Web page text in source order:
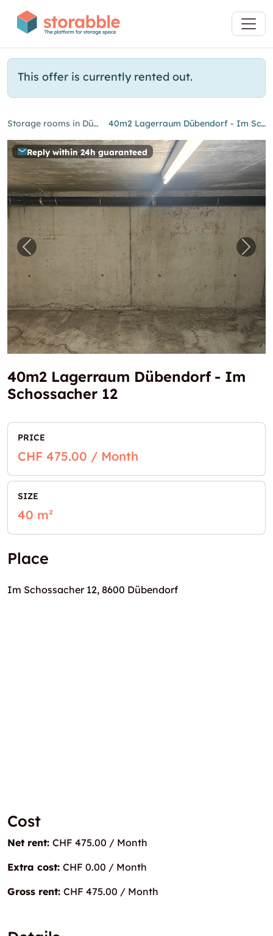
This offer is currently rented out.
Storage rooms in Dübendorf 40m2 Lagerraum Dübendorf - Im Schossacher 12
Reply within 24h guaranteed
Previous image for "40m2 Lagerraum
40m2 Lagerraum Dübendorf - Im
Schossacher 12
PRICE
CHF 475.00 / Month
SIZE
40 m²
Place
Im Schossacher 12, 8600 Dübendorf
Cost
Net rent: CHF 475.00 / Month
Extra cost: CHF 0.00 / Month
Gross rent: CHF 475.00 / Month